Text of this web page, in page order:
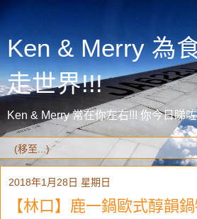
Ken & Merry 為
走世界!!!
Ken & Merry 常在你左右!!! 你今日睇
2018年1月28日 星期日
【林口】鹿一鍋歐式醇韻